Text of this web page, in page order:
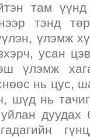
там
тэнд
үлэмж
усан
үлэмж
нь цус,
шүд нь